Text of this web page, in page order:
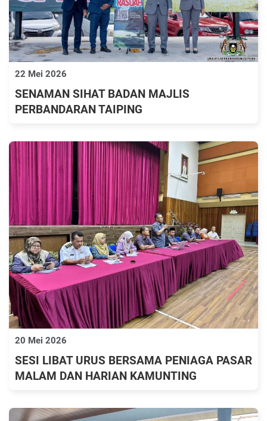
22 Mei 2026
SENAMAN SIHAT BADAN MAJLIS
PERBANDARAN TAIPING
20 Mei 2026
SESI LIBAT URUS BERSAMA PENIAGA PASAR
MALAM DAN HARIAN KAMUNTING